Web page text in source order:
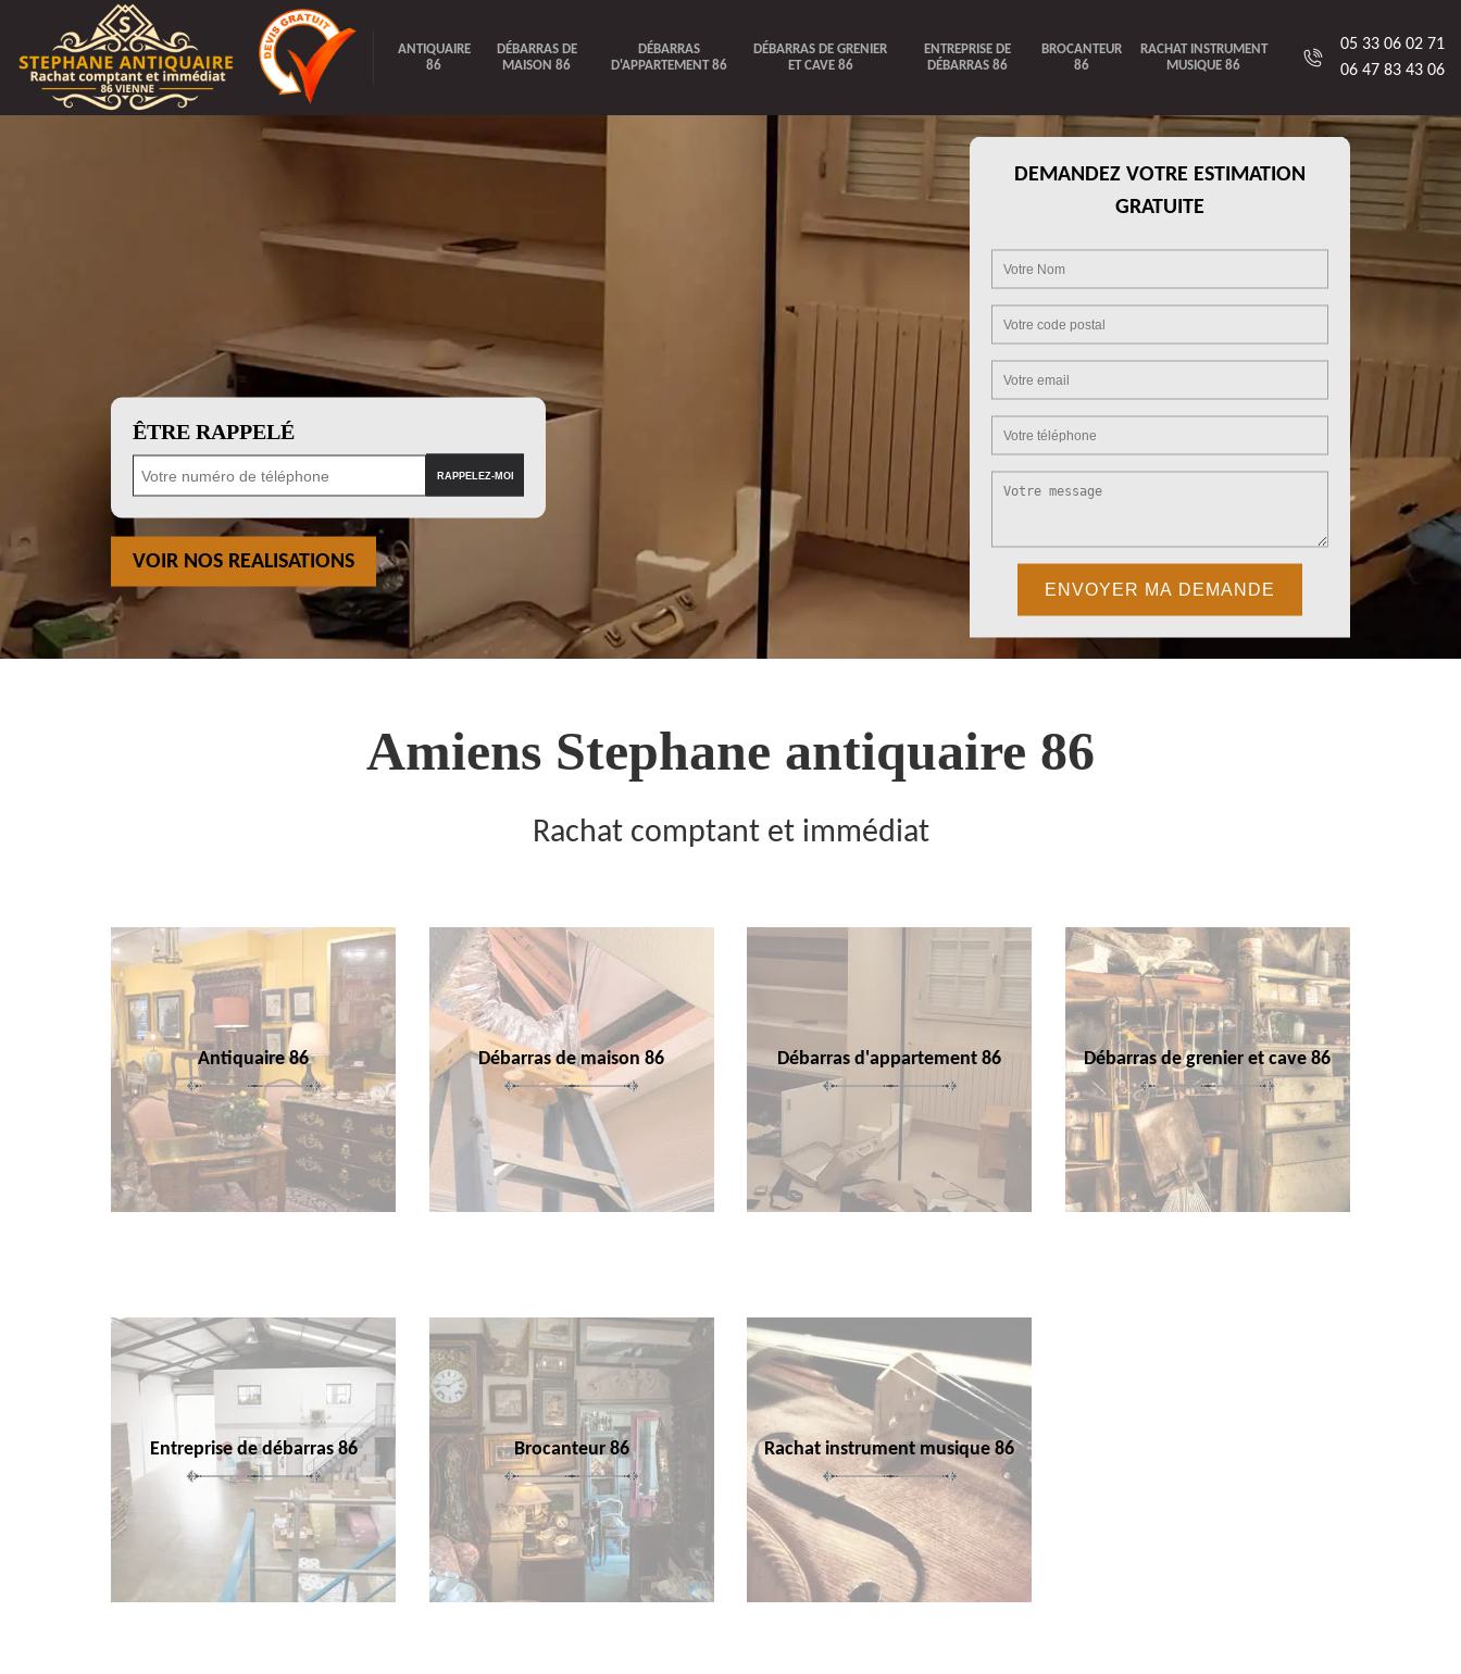
ANTIQUAIRE
86
DÉBARRAS DE
MAISON 86
DÉBARRAS
D'APPARTEMENT 86
DÉBARRAS DE GRENIER
ET CAVE 86
ENTREPRISE DE
DÉBARRAS 86
BROCANTEUR
86
RACHAT INSTRUMENT
MUSIQUE 86
05 33 06 02 71
06 47 83 43 06
ÊTRE RAPPELÉ
VOIR NOS REALISATIONS
DEMANDEZ VOTRE ESTIMATION
GRATUITE
Amiens Stephane antiquaire 86
Rachat comptant et immédiat
Antiquaire 86 Débarras de maison 86 Débarras d'appartement 86 Débarras de grenier et cave 86
Entreprise de débarras 86 Brocanteur 86 Rachat instrument musique 86